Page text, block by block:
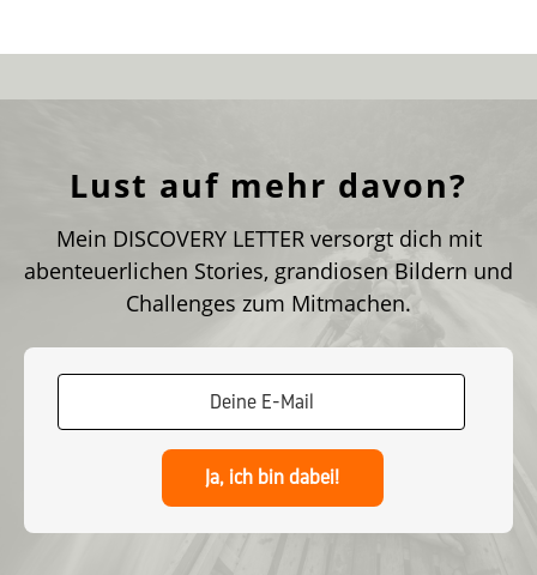
Lust auf mehr davon?
Mein DISCOVERY LETTER versorgt dich mit
abenteuerlichen Stories, grandiosen Bildern und
Challenges zum Mitmachen.
Ja, ich bin dabei!